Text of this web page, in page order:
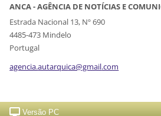
ANCA - AGÊNCIA DE NOTÍCIAS E
Estrada Nacional 13, Nº 690
4485-473 Mindelo
Portugal
agencia.autarquica@gmail.com
Versão PC